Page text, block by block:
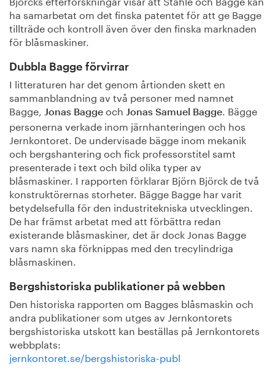
ha samarbetat om det finska patentet för att ge Bagge
tillträde och kontroll även över den finska marknaden
för blåsmaskiner.
Dubbla Bagge förvirrar
I litteraturen har det genom årtionden skett en
sammanblandning av två personer med namnet
Bagge, Jonas Bagge och Jonas Samuel Bagge. Bägge
personerna verkade inom järnhanteringen och hos
Jernkontoret. De undervisade bägge inom mekanik
och bergshantering och fick professorstitel samt
presenterade i text och bild olika typer av
blåsmaskiner. I rapporten förklarar Björn Björck de två
konstruktörernas storheter. Bägge Bagge har varit
betydelsefulla för den industritekniska utvecklingen.
De har främst arbetat med att förbättra redan
existerande blåsmaskiner, det är dock Jonas Bagge
vars namn ska förknippas med den trecylindriga
blåsmaskinen.
Bergshistoriska publikationer på webben
Den historiska rapporten om Bagges blåsmaskin och
andra publikationer som utges av Jernkontorets
bergshistoriska utskott kan beställas på Jernkontorets
webbplats:
jernkontoret.se/bergshistoriska-publ